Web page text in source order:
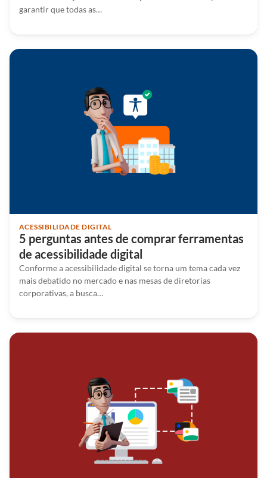
garantir que todas as…
ACESSIBILIDADE DIGITAL
5 perguntas antes de comprar ferramentas
de acessibilidade digital
Conforme a acessibilidade digital se torna um tema cada vez
mais debatido no mercado e nas mesas de diretorias
corporativas, a busca…